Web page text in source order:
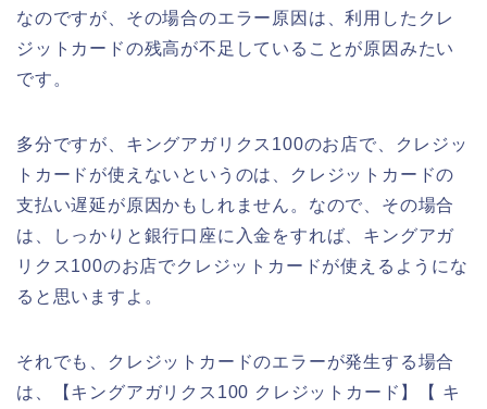
なのですが、その場合のエラー原因は、利用したクレ
ジットカードの残高が不足していることが原因みたい
です。
多分ですが、キングアガリクス100のお店で、クレジッ
トカードが使えないというのは、クレジットカードの
支払い遅延が原因かもしれません。なので、その場合
は、しっかりと銀行口座に入金をすれば、キングアガ
リクス100のお店でクレジットカードが使えるようにな
ると思いますよ。
それでも、クレジットカードのエラーが発生する場合
は、【キングアガリクス100 クレジットカード】【 キ